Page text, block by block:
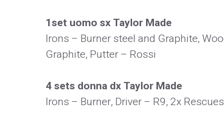
1set uomo sx Taylor Made
Irons – Burner steel and Graphite,
Graphite, Putter – Rossi
4 sets donna dx Taylor Made
Irons – Burner, Driver – R9, 2x